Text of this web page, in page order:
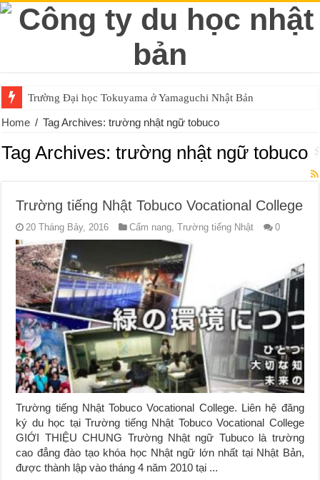
Trường Đại học Tokuyama ở Yamaguchi Nhật Bản
Home / Tag Archives: trường nhật ngữ tobuco
Tag Archives:trường nhật ngữ tobuco
Trường tiếng Nhật Tobuco Vocational College
20 Tháng Bảy, 2016 Cẩm nang,Trường tiếng Nhật 0
Trường tiếng Nhật Tobuco Vocational College. Liên hệ đăng
ký du học tại Trường tiếng Nhật Tobuco Vocational College
GIỚI THIỆU CHUNG Trường Nhật ngữ Tubuco là trường
cao đẳng đào tạo khóa học Nhật ngữ lớn nhất tại Nhật Bản,
được thành lập vào tháng 4 năm 2010 tại ...